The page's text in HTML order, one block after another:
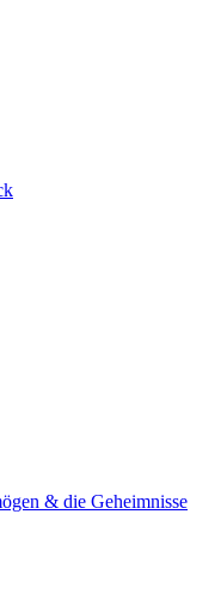
& die Geheimnisse